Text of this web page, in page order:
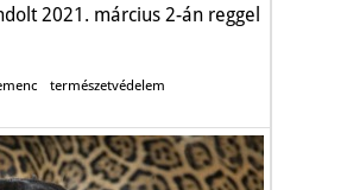
2021. március 2-án reggel
természetvédelem